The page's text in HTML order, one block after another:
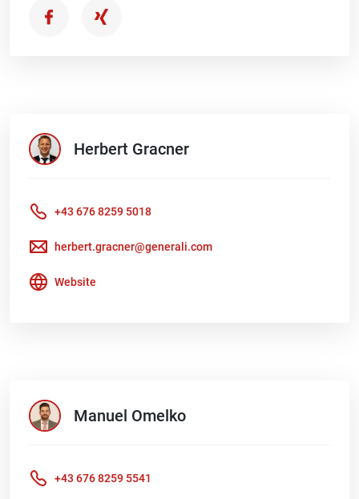
Herbert Gracner
+43 676 8259 5018
herbert.gracner@generali.com
Website
Manuel Omelko
+43 676 8259 5541